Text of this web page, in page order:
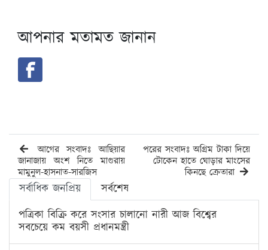
আপনার মতামত জানান
আগের সংবাদঃ আছিয়ার
জানাজায় অংশ নিতে মাগুরায়
মামুনুল-হাসনাত-সারজিস
পরের সংবাদঃ অগ্রিম টাকা দিয়ে
টোকেন হাতে ঘোড়ার মাংসের
কিনছে ক্রেতারা
সর্বাধিক জনপ্রিয়
সর্বশেষ
পত্রিকা বিক্রি করে সংসার চালানো নারী আজ বিশ্বের
সবচেয়ে কম বয়সী প্রধানমন্ত্রী